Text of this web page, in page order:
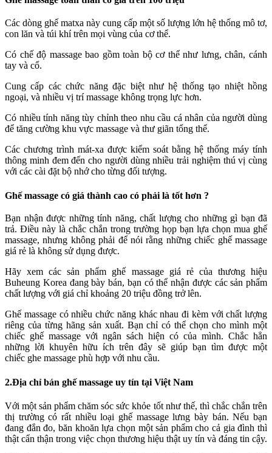
Các dòng ghế matxa này cung cấp một số lượng lớn hệ thống mô tơ,
con lăn và túi khí trên mọi vùng của cơ thể.
Có chế độ massage bao gồm toàn bộ cơ thể như lưng, chân, cánh
tay và cổ.
Cung cấp các chức năng đặc biệt như hệ thống tạo nhiệt hồng
ngoại, và nhiều vị trí massage không trọng lực hơn.
Có nhiều tính năng tùy chỉnh theo nhu cầu cá nhân của người dùng
để tăng cường khu vực massage và thư giãn tổng thể.
Các chương trình mát-xa được kiểm soát bằng hệ thống máy tính
thông minh đem đến cho người dùng nhiều trải nghiệm thú vị cùng
với các cài đặt bộ nhớ cho từng đối tượng.
Ghế massage có giá thành cao có phải là tốt hơn ?
Bạn nhận được những tính năng, chất lượng cho những gì bạn đã
trả. Điều này là chắc chắn trong trường họp bạn lựa chọn mua ghế
massage, nhưng không phải để nói rằng những chiếc ghế massage
giá rẻ là không sử dụng được.
Hãy xem các sản phẩm ghế massage giá rẻ của thương hiệu
Buheung Korea đang bày bán, bạn có thể nhận được các sản phẩm
chất lượng với giá chỉ khoảng 20 triệu đồng trở lên.
Ghế massage có nhiều chức năng khác nhau đi kèm với chất lượng
riêng của từng hãng sản xuất. Bạn chỉ có thể chọn cho mình một
chiếc ghế massage với ngân sách hiện có của mình. Chắc hẳn
những lời khuyên hữu ích trên đây sẽ giúp bạn tìm được một
chiếc ghe massage phù hợp với nhu cầu.
2.Địa chỉ bán ghế massage uy tín tại Việt Nam
Với một sản phẩm chăm sóc sức khỏe tốt như thế, thì chắc chắn trên
thị trường có rất nhiều loại ghế massage lưng bày bán. Nếu bạn
đang đắn đo, băn khoăn lựa chọn một sản phẩm cho cả gia đình thì
thật cẩn thận trong việc chọn thương hiệu thật uy tín và đáng tin cậy.